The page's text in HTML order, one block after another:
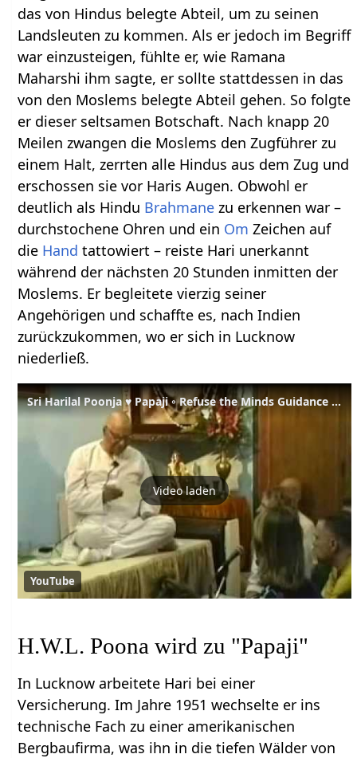
das von Hindus belegte Abteil, um zu seinen
Landsleuten zu kommen. Als er jedoch im Begriff
war einzusteigen, fühlte er, wie Ramana
Maharshi ihm sagte, er sollte stattdessen in das
von den Moslems belegte Abteil gehen. So folgte
er dieser seltsamen Botschaft. Nach knapp 20
Meilen zwangen die Moslems den Zugführer zu
einem Halt, zerrten alle Hindus aus dem Zug und
erschossen sie vor Haris Augen. Obwohl er
deutlich als Hindu Brahmane zu erkennen war –
durchstochene Ohren und ein Om Zeichen auf
die Hand tattowiert – reiste Hari unerkannt
während der nächsten 20 Stunden inmitten der
Moslems. Er begleitete vierzig seiner
Angehörigen und schaffte es, nach Indien
zurückzukommen, wo er sich in Lucknow
niederließ.
Sri Harilal Poonja ♥ Papaji ◦ Refuse the Minds Guidance (1993-05-11)
Video laden
YouTube
H.W.L. Poona wird zu "Papaji"
In Lucknow arbeitete Hari bei einer
Versicherung. Im Jahre 1951 wechselte er ins
technische Fach zu einer amerikanischen
Bergbaufirma, was ihn in die tiefen Wälder von